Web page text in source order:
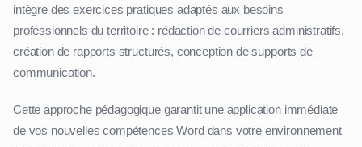
intègre des exercices pratiques adaptés aux besoins
professionnels du territoire : rédaction de courriers administratifs,
création de rapports structurés, conception de supports de
communication.
Cette approche pédagogique garantit une application immédiate
de vos nouvelles compétences Word dans votre environnement